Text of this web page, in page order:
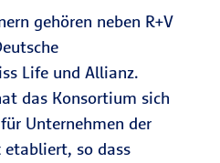
gehören neben R+V
Life und Allianz.
das Konsortium sich
Unternehmen der
so dass